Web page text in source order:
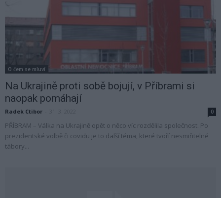
O čem se mluví
Na Ukrajině proti sobě bojují, v Příbrami si
naopak pomáhají
Radek Ctibor 0
PŘÍBRAM – Válka na Ukrajině opět o něco víc rozdělila společnost. Po
prezidentské volbě či covidu je to další téma, které tvoří nesmiřitelné
tábory...